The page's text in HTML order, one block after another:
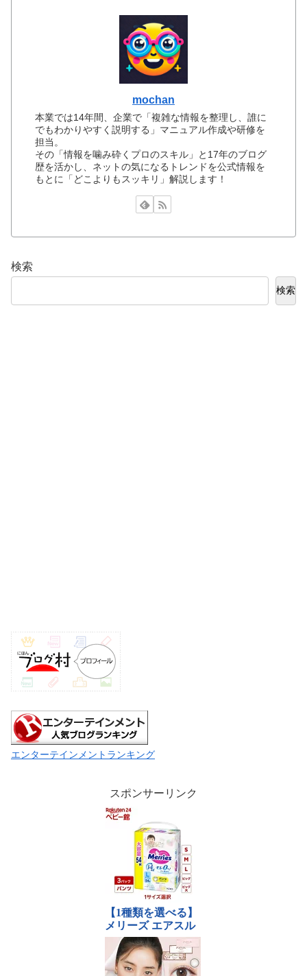
mochan
本業では14年間、企業で「複雑な情報を整理し、誰に
でもわかりやすく説明する」マニュアル作成や研修を
担当。
その「情報を噛み砕くプロのスキル」と17年のブログ
歴を活かし、ネットの気になるトレンドを公式情報を
もとに「どこよりもスッキリ」解説します！
検索
検索
エンターテインメントランキング
スポンサーリンク